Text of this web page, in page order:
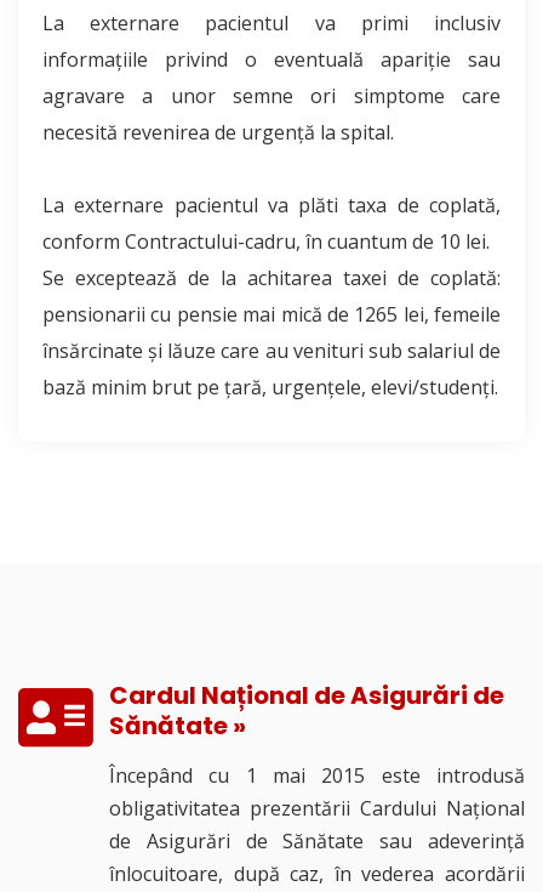
La externare pacientul va primi inclusiv
informațiile privind o eventuală apariție sau
agravare a unor semne ori simptome care
necesită revenirea de urgență la spital.
La externare pacientul va plăti taxa de coplată,
conform Contractului-cadru, în cuantum de 10 lei.
Se exceptează de la achitarea taxei de coplată:
pensionarii cu pensie mai mică de 1265 lei, femeile
însărcinate şi lăuze care au venituri sub salariul de
bază minim brut pe ţară, urgenţele, elevi/studenţi.
Cardul Național de Asigurări de
Sănătate »
Începând cu 1 mai 2015 este introdusă
obligativitatea prezentării Cardului Național
de Asigurări de Sănătate sau adeverință
înlocuitoare, după caz, în vederea acordării